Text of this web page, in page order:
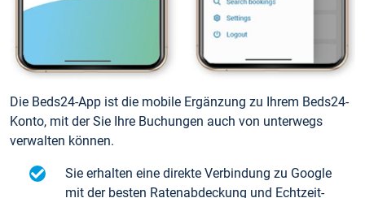
Die Beds24-App ist die mobile Ergänzung zu Ihrem Beds24-
Konto, mit der Sie Ihre Buchungen auch von unterwegs
verwalten können.
Sie erhalten eine direkte Verbindung zu Google
mit der besten Ratenabdeckung und Echtzeit-